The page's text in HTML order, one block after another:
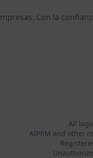
Con la
All
AIPRM and other